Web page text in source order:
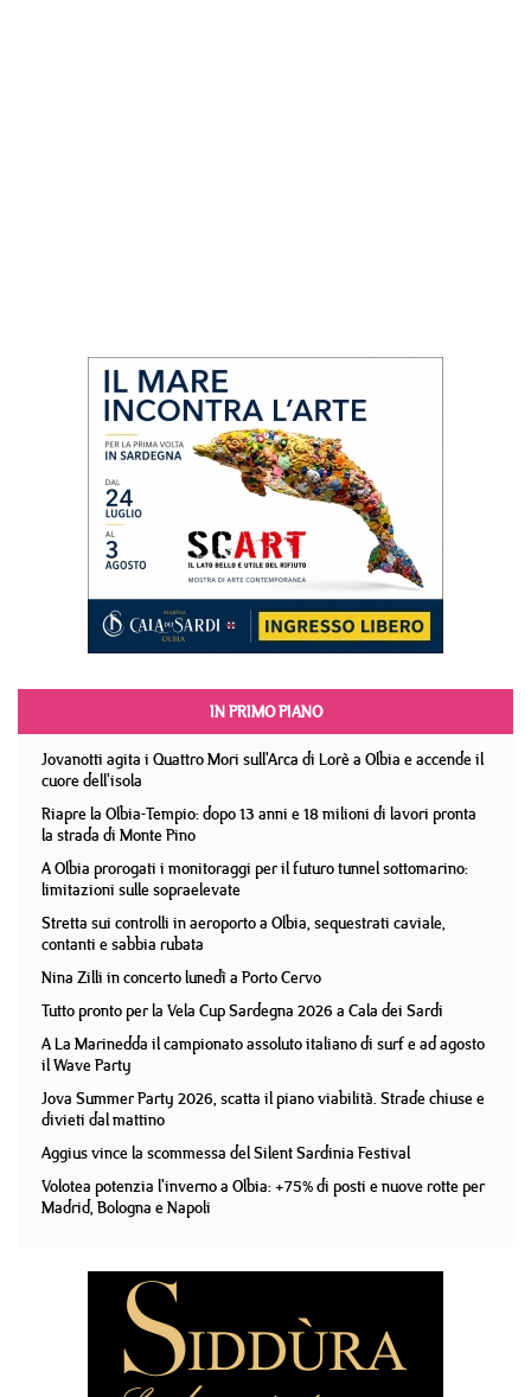
IN PRIMO PIANO
Jovanotti agita i Quattro Mori sull'Arca di Lorè a Olbia e accende il
cuore dell'isola
Riapre la Olbia-Tempio: dopo 13 anni e 18 milioni di lavori pronta
la strada di Monte Pino
A Olbia prorogati i monitoraggi per il futuro tunnel sottomarino:
limitazioni sulle sopraelevate
Stretta sui controlli in aeroporto a Olbia, sequestrati caviale,
contanti e sabbia rubata
Nina Zilli in concerto lunedì a Porto Cervo
Tutto pronto per la Vela Cup Sardegna 2026 a Cala dei Sardi
A La Marinedda il campionato assoluto italiano di surf e ad agosto
il Wave Party
Jova Summer Party 2026, scatta il piano viabilità. Strade chiuse e
divieti dal mattino
Aggius vince la scommessa del Silent Sardinia Festival
Volotea potenzia l'inverno a Olbia: +75% di posti e nuove rotte per
Madrid, Bologna e Napoli